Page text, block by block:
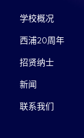
学校概况
西浦20周年
招贤纳士
新闻
联系我们